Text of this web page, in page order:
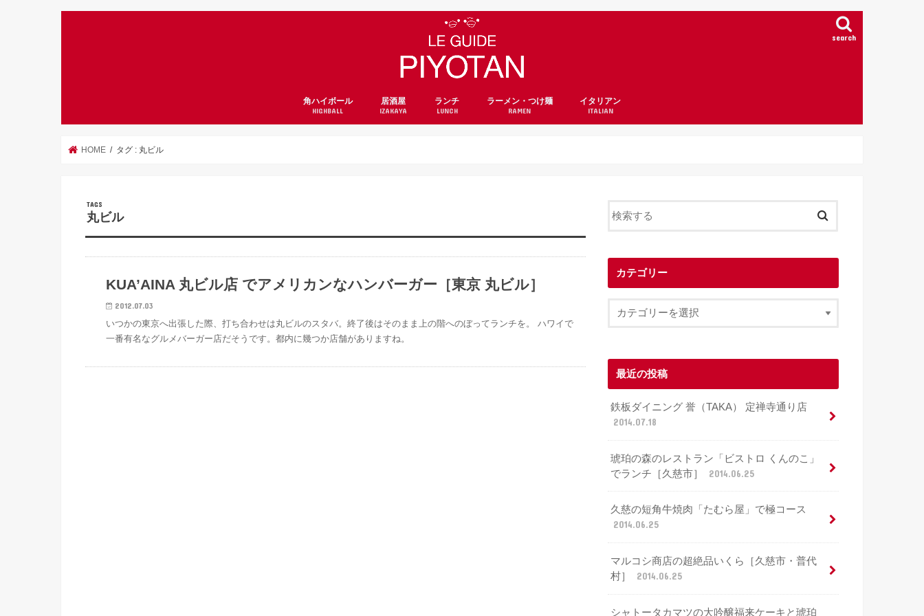
search
角ハイボール
HIGHBALL
居酒屋
IZAKAYA
ランチ
LUNCH
ラーメン・つけ麺
RAMEN
イタリアン
ITALIAN
HOME タグ : 丸ビル
丸ビル
ハンバーガー
KUA’AINA 丸ビル店 でアメリカンなハンバーガー［東京 丸ビル］
2012.07.03
いつかの東京へ出張した際、打ち合わせは丸ビルのスタバ。終了後はそのまま上の階へのぼってランチを。 ハワイで
一番有名なグルメバーガー店だそうです。都内に幾つか店舗がありますね。
カテゴリー
最近の投稿
鉄板ダイニング 誉（TAKA） 定禅寺通り店
2014.07.18
琥珀の森のレストラン「ビストロ くんのこ」
でランチ［久慈市］
2014.06.25
久慈の短角牛焼肉「たむら屋」で極コース
2014.06.25
マルコシ商店の超絶品いくら［久慈市・普代
村］
2014.06.25
シャトータカマツの大吟醸福来ケーキと琥珀